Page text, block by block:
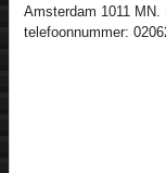
Amsterdam 1011 MN.
telefoonnummer: